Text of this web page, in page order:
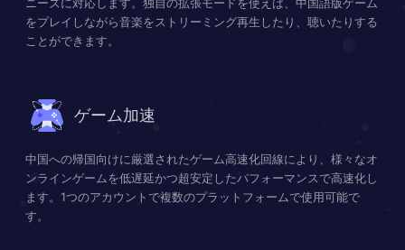
をプレイしながら音楽をストリーミング再生したり、聴いたりする
ことができます。
ゲーム加速
中国への帰国向けに厳選されたゲーム高速化回線により、様々なオ
ンラインゲームを低遅延かつ超安定したパフォーマンスで高速化し
ます。1つのアカウントで複数のプラットフォームで使用可能で
す。